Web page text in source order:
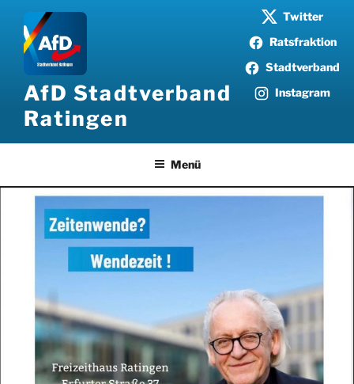
Twitter
Ratsfraktion
Stadtverband
Instagram
Inhalt
springen
AfD Stadtverband
Ratingen
Menü